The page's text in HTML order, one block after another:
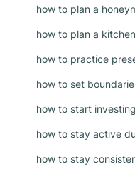
how to plan a
how to plan a
how to practice
how to set
how to start investing
how to stay active
how to stay